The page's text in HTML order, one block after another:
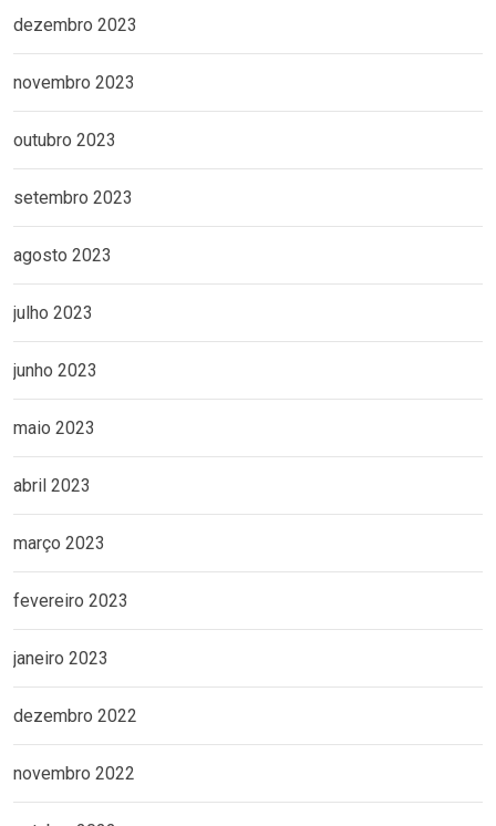
dezembro 2023
novembro 2023
outubro 2023
setembro 2023
agosto 2023
julho 2023
junho 2023
maio 2023
abril 2023
março 2023
fevereiro 2023
janeiro 2023
dezembro 2022
novembro 2022